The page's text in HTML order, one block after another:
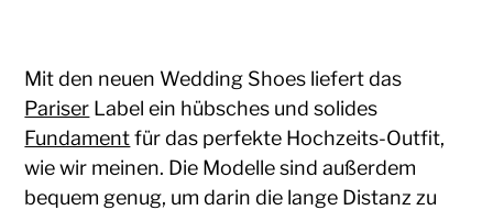
Mit den neuen Wedding Shoes liefert das
Pariser Label ein hübsches und solides
Fundamentfür das perfekte Hochzeits-Outfit,
wie wir meinen. Die Modelle sind außerdem
bequem genug, um darin die lange Distanz zu